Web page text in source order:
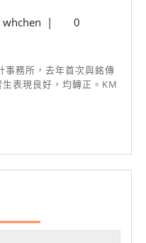
四
會
計
所
銘
whchenwhchen
|
0
表現良好，均轉正。KM